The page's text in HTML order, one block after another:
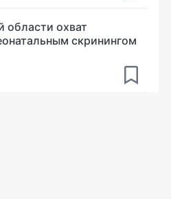
области охват
скринингом